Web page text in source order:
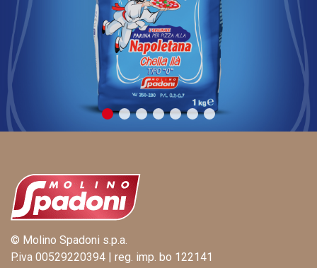
© Molino Spadoni s.p.a.
P.iva 00529220394 | reg. imp. bo 122141